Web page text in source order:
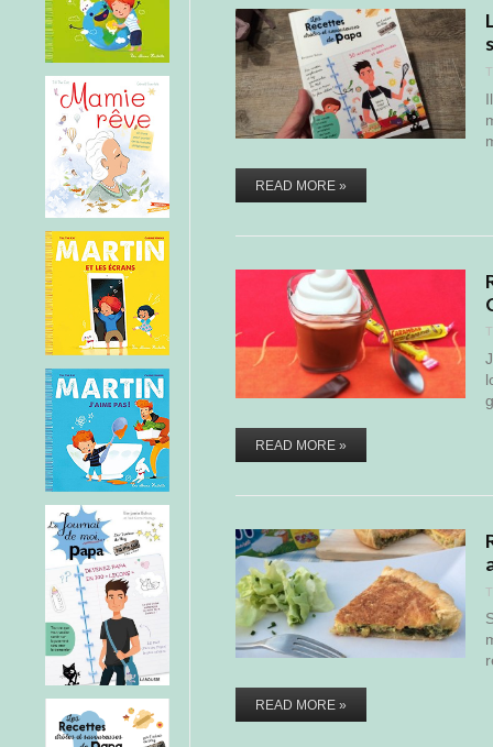
READ MORE »
READ MORE »
READ MORE »